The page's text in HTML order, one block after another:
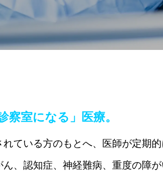
察室になる」医療。
ている方のもとへ、医師が定期
、認知症、神経難病、重度の障